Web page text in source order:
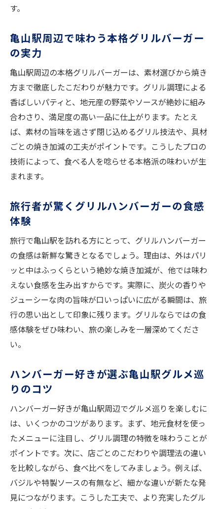
徴
地元食材で楽しむ亀山駅のグルメな一日
地元食材を使ったハンバーガーの魅力探し
旬の野菜が光るグリルハンバーガーのこだ
わり
新鮮食材で作るハンバーガーの美味しさを
体感
地元グルメとハンバーガーの意外な相性
地域の恵みを生かしたハンバーガー体験
旅行やデートに最適なハンバーガーの選び方
シーン別おすすめハンバーガーの選び方
旅行で訪れたいハンバーガー店の見極め方
デートにぴったりなグリルバーガーの提案
友人同士で楽しめるハンバーガーのポイン
ト
ハンバーガーで思い出に残るグルメ体験を
特別な日に選びたいハンバーガーの魅力
グリル技術が決め手のハンバーガー体験
焼き加減で変わるハンバーガーの美味しさ
ハンバーガーとグリル香の絶妙なバランス
通が教えるグリルバーガーの味わい方
グリル料理とハンバーガーの深い関係性
ハンバーガー好きも納得のグリルのこだわ
り
新しい亀山駅グルメ体験がここに
ハンバーガーで味わう新感覚グルメ体験
す。
亀山駅周辺で味わう本格グリルバーガー
の実力
亀山駅周辺の本格グリルバーガーは、素材選びから焼き
方まで徹底したこだわりが魅力です。グリル調理による
香ばしいパティと、地元産の野菜やソースが絶妙に組み
合わさり、満足度の高い一品に仕上がります。たとえ
ば、素材の旨味を逃さず閉じ込めるグリル技法や、具材
ごとの焼き加減の工夫がポイントです。こうしたプロの
技術によって、食べる人を唸らせる本格派の味わいが生
まれます。
旅行者が驚くグリルハンバーガーの食感
体験
旅行で亀山駅を訪れる方にとって、グリルハンバーガー
の食感は新鮮な驚きとなるでしょう。理由は、外はパリ
ッと中はふっくらという絶妙な焼き加減が、他では味わ
えない食感を生み出すからです。実際に、炭火の香りや
ジューシーな肉の旨味が口いっぱいに広がる瞬間は、旅
行の思い出として印象に残ります。グリルならではの食
感体験をぜひ味わい、旅の楽しみを一層深めてくださ
い。
ハンバーガー好きが選ぶ亀山駅グルメ巡
りのコツ
ハンバーガー好きが亀山駅周辺でグルメ巡りを楽しむに
は、いくつかのコツがあります。まず、地元食材を使っ
たメニューに注目し、グリル調理の特徴を味わうことが
ポイントです。次に、店ごとのこだわりや調理法の違い
を比較しながら、食べ比べをしてみましょう。例えば、
バジルや特製ソースの有無など、細かな違いが新たな発
見につながります。こうした工夫で、より充実したグル